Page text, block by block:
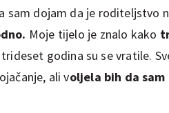
sam dojam da je roditeljstvo
Moje tijelo je znalo kako
godina su se vratile.
ali voljela bih da